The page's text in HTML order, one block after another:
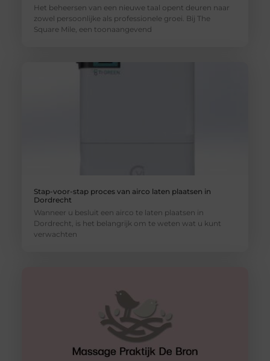
Het beheersen van een nieuwe taal opent deuren naar
zowel persoonlijke als professionele groei. Bij The
Square Mile, een toonaangevend
Stap-voor-stap proces van airco laten plaatsen in
Dordrecht
Wanneer u besluit een airco te laten plaatsen in
Dordrecht, is het belangrijk om te weten wat u kunt
verwachten